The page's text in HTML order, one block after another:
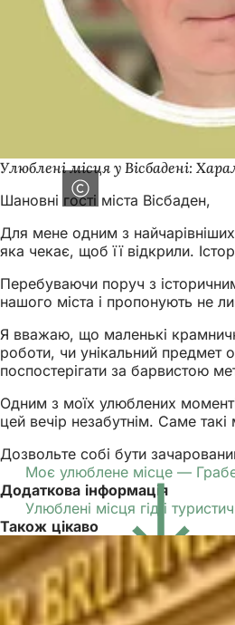
Улюблені місця у Вісбадені:
Шановні гості міста Вісбаден,
Для мене одним з
яка чекає, щоб її відкрили.
Перебуваючи поруч з
нашого міста і пропонують не
Я вважаю, що маленькі
роботи, чи унікальний предмет
поспостерігати за барвистою
Одним з моїх улюблених
цей вечір незабутнім. Саме
Дозвольте собі бути
Моє улюблене місце —
Додаткова інформація
Улюблені місця гід і
Також цікаво